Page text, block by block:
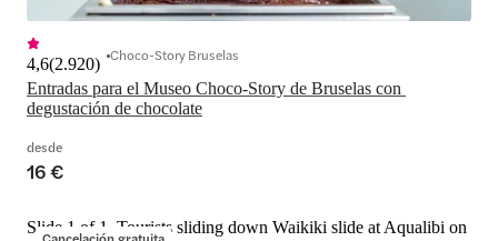
Entradas para el Museo Choco-Story de Bruselas con
degustación de chocolate
4,6(2.920) Choco-Story Bruselas
desde
16 €
Slide 1 of 1, Tourists sliding down Waikiki slide at Aqualibi on